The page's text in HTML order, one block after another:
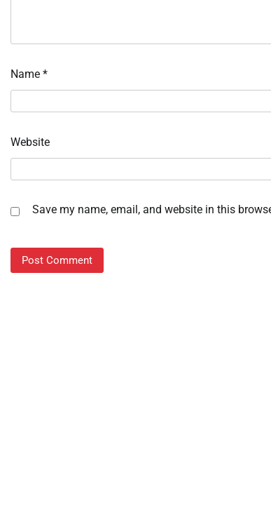
Name *
Website
Save my name, email, and website in this